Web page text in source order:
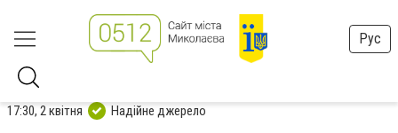
Рус
17:30, 2 квітня Надійне джерело